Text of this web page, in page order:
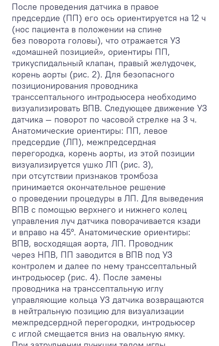
После проведения датчика в правое
предсердие (ПП) его ось ориентируется на 12 ч
(нос пациента в положении на спине
без поворота головы), что отражается УЗ
«домашней позицией», ориентиры ПП,
трикуспидальный клапан, правый желудочек,
корень аорты (рис. 2). Для безопасного
позиционирования проводника
транссептального интродьюсера необходимо
визуализировать ВПВ. Следующее движение УЗ
датчика — поворот по часовой стрелке на 3 ч.
Анатомические ориентиры: ПП, левое
предсердие (ЛП), межпредсердная
перегородка, корень аорты, из этой позиции
визуализируется ушко ЛП (рис. 3),
при отсутствии признаков тромбоза
принимается окончательное решение
о проведении процедуры в ЛП. Для выведения
ВПВ с помощью верхнего и нижнего колец
управления луч датчика поворачивается кзади
и вправо на 45°. Анатомические ориентиры:
ВПВ, восходящая аорта, ЛП. Проводник
через НПВ, ПП заводится в ВПВ под УЗ
контролем и далее по нему транссептальный
интродьюсер (рис. 4). После замены
проводника на транссептальную иглу
управляющие кольца УЗ датчика возвращаются
в нейтральную позицию для визуализации
межпредсердной перегородки, интродьюсер
с иглой смещается вниз на овальную ямку.